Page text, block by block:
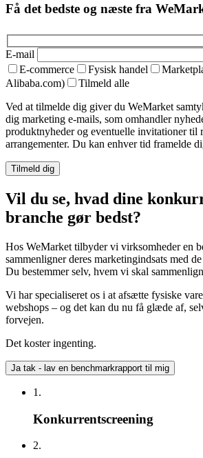
Få det bedste og næste fra
E-mail
E-commerce
Fysisk handel
Alibaba.com)
Tilmeld alle
Ved at tilmelde dig giver du WeMarket
dig marketing e-mails, som omhandler
produktnyheder og eventuelle invitationer til
arrangementer. Du kan enhver tid framelde
Vil du se, hvad dine
branche gør bedst?
Hos WeMarket tilbyder vi virksomheder en
sammenligner deres marketingindsats med
Du bestemmer selv, hvem vi skal
Vi har specialiseret os i at afsætte fysiske
webshops – og det kan du nu få glæde af,
forvejen.
Det koster ingenting.
Ja tak - lav en benchmarkrapport til mig
1.
Konkurrentscreening
2.